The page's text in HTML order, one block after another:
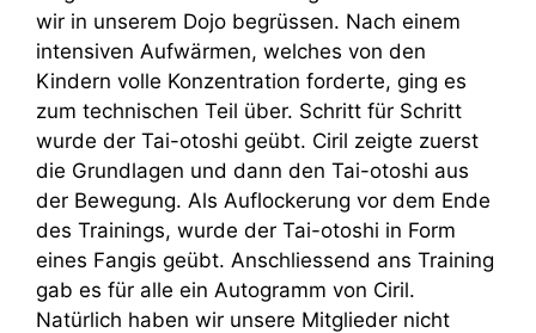
wir in unserem Dojo begrüssen. Nach einem
intensiven Aufwärmen, welches von den
Kindern volle Konzentration forderte, ging es
zum technischen Teil über. Schritt für Schritt
wurde der Tai-otoshi geübt. Ciril zeigte zuerst
die Grundlagen und dann den Tai-otoshi aus
der Bewegung. Als Auflockerung vor dem Ende
des Trainings, wurde der Tai-otoshi in Form
eines Fangis geübt. Anschliessend ans Training
gab es für alle ein Autogramm von Ciril.
Natürlich haben wir unsere Mitglieder nicht